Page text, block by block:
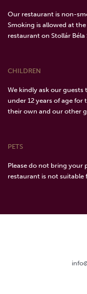
Our restaurant is non-
Smoking is allowed at
restaurant on Stollár Béla
CHILDREN
We kindly ask our
under 12 years of age
their own and our other
PETS
Please do not bring your
restaurant is not suitable